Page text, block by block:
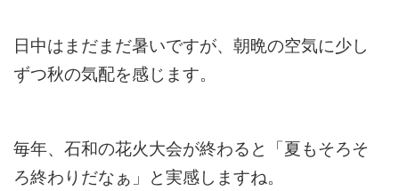
日中はまだまだ暑いですが、朝晩の空気に少し
ずつ秋の気配を感じます。
毎年、石和の花火大会が終わると「夏もそろそ
ろ終わりだなぁ」と実感しますね。